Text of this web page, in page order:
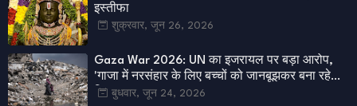
इस्तीफा
शुक्रवार, जून 26, 2026
Gaza War 2026: UN का इजरायल पर बड़ा आरोप,
'गाजा में नरसंहार के लिए बच्चों को जानबूझकर बना रहे
निशाना'
बुधवार, जून 24, 2026